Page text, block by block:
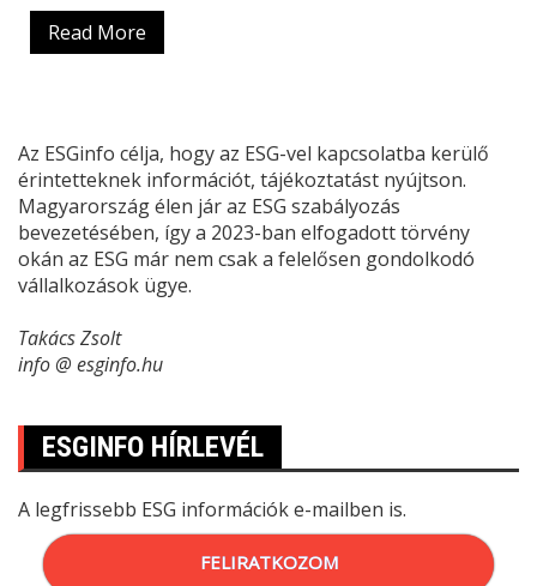
Read More
Az ESGinfo célja, hogy az ESG-vel kapcsolatba kerülő
érintetteknek információt, tájékoztatást nyújtson.
Magyarország élen jár az ESG szabályozás
bevezetésében, így a 2023-ban elfogadott törvény
okán az ESG már nem csak a felelősen gondolkodó
vállalkozások ügye.
Takács Zsolt
info @ esginfo.hu
ESGINFO HÍRLEVÉL
A legfrissebb ESG információk e-mailben is.
FELIRATKOZOM